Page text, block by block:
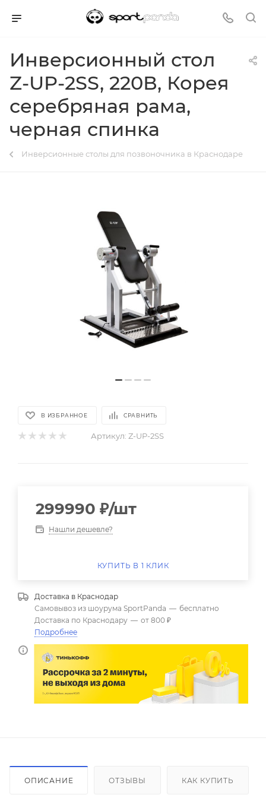
Инверсионный стол
Z-UP-2SS, 220В, Корея
серебряная рама,
черная спинка
Инверсионные столы для позвоночника в Краснодаре
В ИЗБРАННОЕ СРАВНИТЬ
Артикул: Z-UP-2SS
299990 ₽/шт
Нашли дешевле?
КУПИТЬ В 1 КЛИК
Доставка в Краснодар
Самовывоз из шоурума SportPanda — бесплатно
Доставка по Краснодару — от 800 ₽
Подробнее
ОПИСАНИЕ ОТЗЫВЫ КАК КУПИТЬ